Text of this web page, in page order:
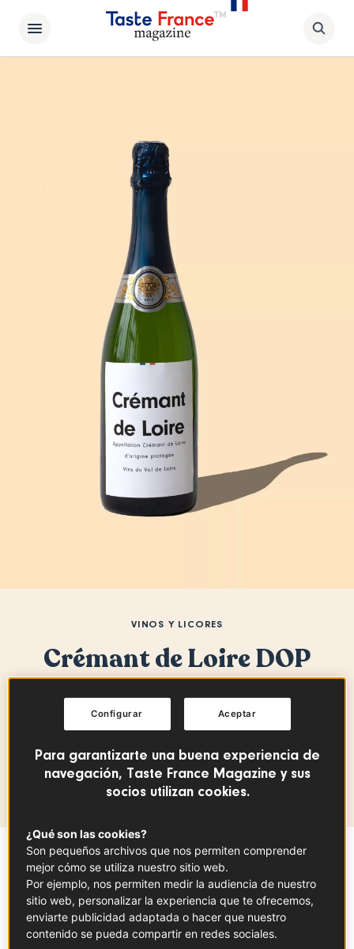
VINOS Y LICORES
Crémant de Loire DOP
VINOS FRANCESES
VINOS DEL VALLE DEL LOIRA
PAYS DE LA LOIRE
Región de producción
Pays de la Loire
Sommaire
En colaboración conLoire Valley Wines
Para garantizarte una buena experiencia de
navegación, Taste France Magazine y sus
socios utilizan cookies.
¿Qué son las cookies?
Son pequeños archivos que nos permiten comprender
mejor cómo se utiliza nuestro sitio web.
Por ejemplo, nos permiten medir la audiencia de nuestro
sitio web, personalizar la experiencia que te ofrecemos,
enviarte publicidad adaptada o hacer que nuestro
contenido se pueda compartir en redes sociales.
Aceptar
Configurar